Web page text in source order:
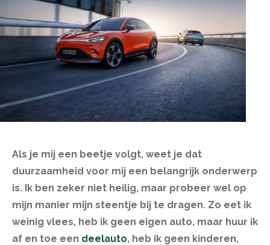
Als je mij een beetje volgt, weet je dat
duurzaamheid voor mij een belangrijk onderwerp
is. Ik ben zeker niet heilig, maar probeer wel op
mijn manier mijn steentje bij te dragen. Zo eet ik
weinig vlees, heb ik geen eigen auto, maar huur ik
af en toe een deelauto, heb ik geen kinderen,